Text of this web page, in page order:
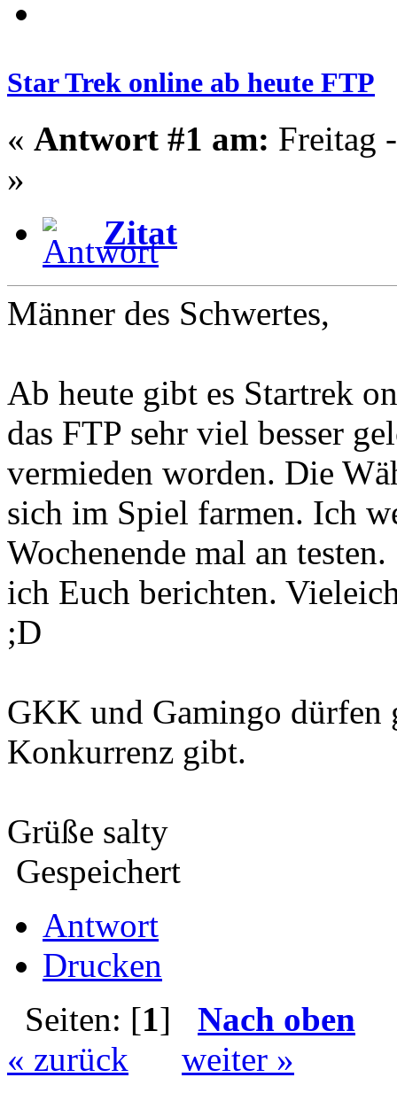
Star Trek online ab heute FTP
« Antwort #1 am: Freitag
»
Zitat
Männer des Schwertes,
Ab heute gibt es Startrek
das FTP sehr viel besser
vermieden worden. Die
sich im Spiel farmen. Ich
Wochenende mal an
ich Euch berichten.
;D
GKK und Gamingo dürfen
Konkurrenz gibt.
Grüße salty
Gespeichert
Antwort
Drucken
Seiten: [1] Nach oben
« zurück
weiter »